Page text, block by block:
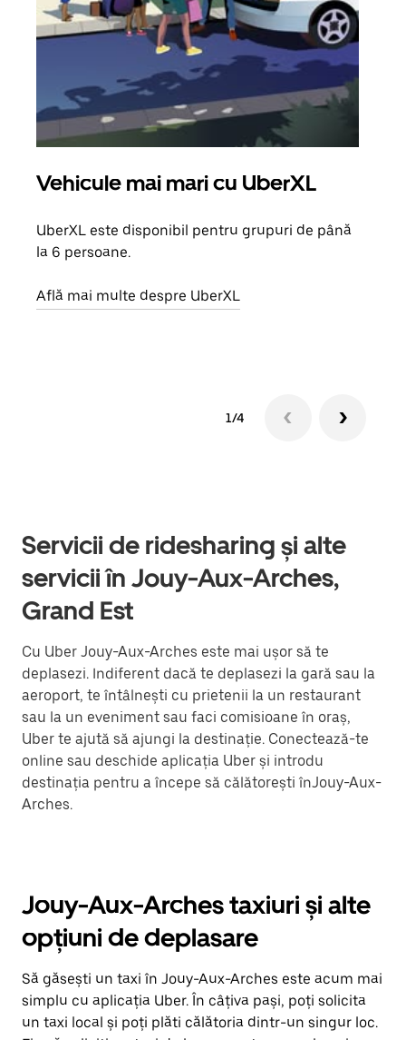
Vehicule mai mari cu UberXL
UberXL este disponibil pentru grupuri de până
la 6 persoane.
Află mai multe despre UberXL
1/4
Servicii de ridesharing și alte
servicii în Jouy-Aux-Arches,
Grand Est
Cu Uber Jouy-Aux-Arches este mai ușor să te
deplasezi. Indiferent dacă te deplasezi la gară sau la
aeroport, te întâlnești cu prietenii la un restaurant
sau la un eveniment sau faci comisioane în oraș,
Uber te ajută să ajungi la destinație. Conectează-te
online sau deschide aplicația Uber și introdu
destinația pentru a începe să călătorești înJouy-Aux-
Arches.
Jouy-Aux-Arches taxiuri și alte
opțiuni de deplasare
Să găsești un taxi în Jouy-Aux-Arches este acum mai
simplu cu aplicația Uber. În câțiva pași, poți solicita
un taxi local și poți plăti călătoria dintr-un singur loc.